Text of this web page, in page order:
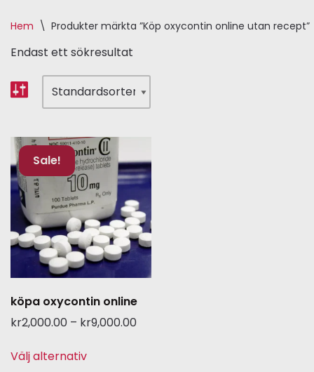
Hem \ Produkter märkta ”Köp oxycontin online utan recept”
Endast ett sökresultat
Sale!
köpa oxycontin online
kr2,000.00 – kr9,000.00
Välj alternativ